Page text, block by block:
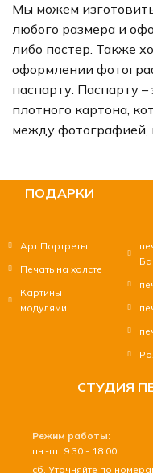
Мы можем
любого размера и
либо постер. Также
оформлении
паспарту. Паспарту
плотного картона,
между фотографией,
ПОДАРКИ
Арт Портреты
Печать на холсте
Картины
модулями
СТУДИЯ
Режим работы:
пн.-пт. 9.30 - 18.00
сб. Уточняйте по